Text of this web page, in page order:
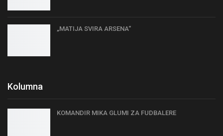
„MATIJA SVIRA ARSENA“
Kolumna
KOMANDIR MIKA GLUMI ZA FUDBALERE